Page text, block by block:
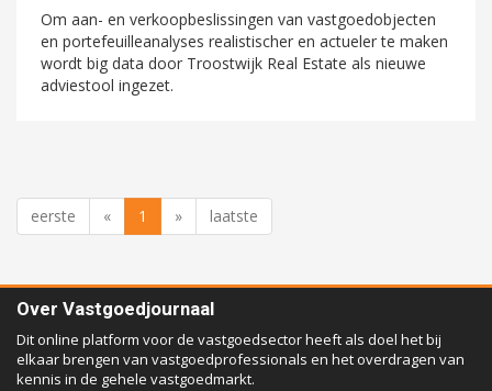
Om aan- en verkoopbeslissingen van vastgoedobjecten
en portefeuilleanalyses realistischer en actueler te maken
wordt big data door Troostwijk Real Estate als nieuwe
adviestool ingezet.
eerste « 1 » laatste
Over Vastgoedjournaal
Dit online platform voor de vastgoedsector heeft als doel het bij
elkaar brengen van vastgoedprofessionals en het overdragen van
kennis in de gehele vastgoedmarkt.